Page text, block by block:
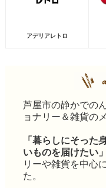
アデリアレトロ
芦屋市の静かでの
ョナリー＆雑貨の
「暮らしにそった
いものを届けたい」
リーや雑貨を中心
た。